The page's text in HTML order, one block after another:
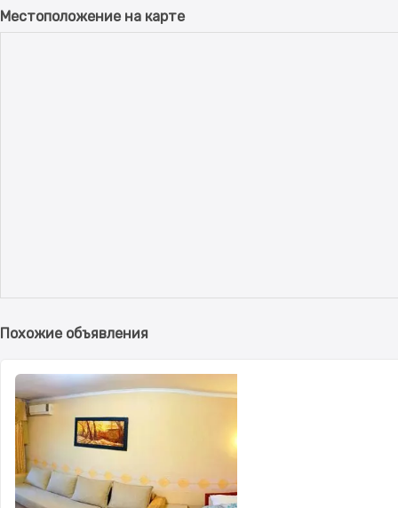
Местоположение на карте
Похожие объявления